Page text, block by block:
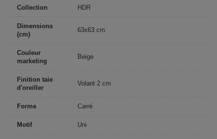
Collection HDR
Dimensions
(cm)
63x63 cm
Couleur
marketing
Beige
Finition taie
d'oreiller
Volant 2 cm
Forme Carré
Motif Uni